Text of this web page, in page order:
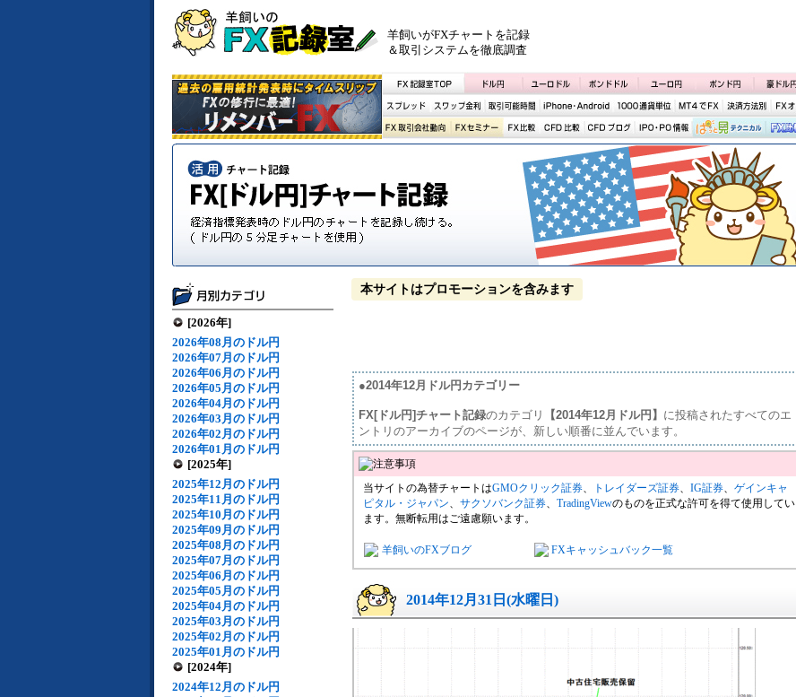
羊飼いがFXチャートを記録
＆取引システムを徹底調査
[2026年]
2026年08月のドル円
2026年07月のドル円
2026年06月のドル円
2026年05月のドル円
2026年04月のドル円
2026年03月のドル円
2026年02月のドル円
2026年01月のドル円
[2025年]
2025年12月のドル円
2025年11月のドル円
2025年10月のドル円
2025年09月のドル円
2025年08月のドル円
2025年07月のドル円
2025年06月のドル円
2025年05月のドル円
2025年04月のドル円
2025年03月のドル円
2025年02月のドル円
2025年01月のドル円
[2024年]
2024年12月のドル円
本サイトはプロモーションを含みます
●2014年12月ドル円カテゴリー
FX[ドル円]チャート記録のカテゴリ 【2014年12月ドル円】 に投稿されたすべてのエ
ントリのアーカイブのページが、新しい順番に並んでいます。
当サイトの為替チャートはGMOクリック証券、 トレイダーズ証券、 IG証券、 ゲインキャ
ピタル・ジャパン、 サクソバンク証券、 TradingViewのものを正式な許可を得て使用してい
ます。無断転用はご遠慮願います。
羊飼いのFXブログ FXキャッシュバック一覧
2014年12月31日(水曜日)